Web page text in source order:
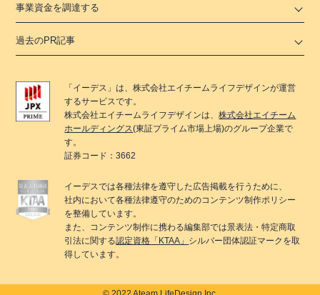
事業資金を調達する
過去のPR記事
「 イーデス 」は、株式会社エイチームライフデザインが運営
するサービスです。
株式会社エイチームライフデザインは、株式会社エイチーム
ホールディングス(東証プライム市場上場)のグループ企業で
す。
証券コード：3662
イーデスでは各種法律を遵守した広告掲載を行うために、
社内において各種法律遵守のためのコンテンツ制作ポリシー
を整備しています。
また、コンテンツ制作に携わる編集部では景表法・特定商取
引法に関する認定資格「KTAA」 シルバー団体認証マークを取
得しています。